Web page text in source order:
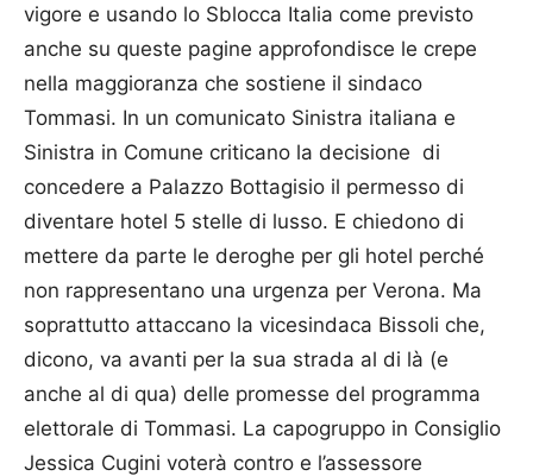
vigore e usando lo Sblocca Italia come previsto
anche su queste pagine approfondisce le crepe
nella maggioranza che sostiene il sindaco
Tommasi. In un comunicato Sinistra italiana e
Sinistra in Comune criticano la decisione di
concedere a Palazzo Bottagisio il permesso di
diventare hotel 5 stelle di lusso. E chiedono di
mettere da parte le deroghe per gli hotel perché
non rappresentano una urgenza per Verona. Ma
soprattutto attaccano la vicesindaca Bissoli che,
dicono, va avanti per la sua strada al di là (e
anche al di qua) delle promesse del programma
elettorale di Tommasi. La capogruppo in Consiglio
Jessica Cugini voterà contro e l’assessore